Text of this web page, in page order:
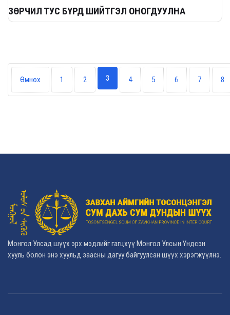
ЗӨРЧИЛ ТУС БҮРД ШИЙТГЭЛ ОНОГДУУЛНА
Өмнөх 1 2 3 4 5 6 7 8
Монгол Улсад шүүх эрх мэдлийг гагцхүү Монгол Улсын Үндсэн
хууль болон энэ хуульд заасны дагуу байгуулсан шүүх хэрэгжүүлнэ.